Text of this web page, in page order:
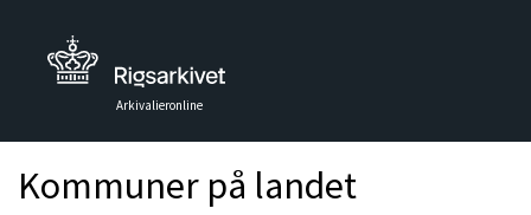
Arkivalieronline
Kommuner på landet